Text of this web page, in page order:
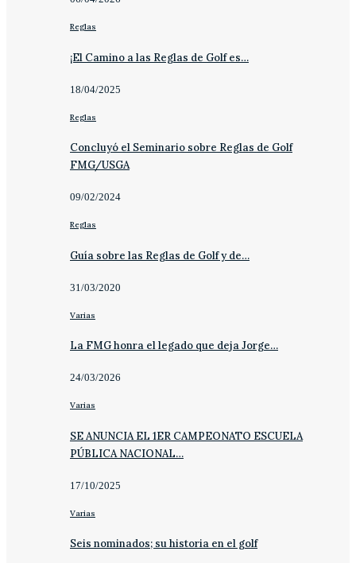
Reglas
¡El Camino a las Reglas de Golf es…
18/04/2025
Reglas
Concluyó el Seminario sobre Reglas de Golf
FMG/USGA
09/02/2024
Reglas
Guía sobre las Reglas de Golf y de…
31/03/2020
Varias
La FMG honra el legado que deja Jorge…
24/03/2026
Varias
SE ANUNCIA EL 1ER CAMPEONATO ESCUELA
PÚBLICA NACIONAL…
17/10/2025
Varias
Seis nominados; su historia en el golf